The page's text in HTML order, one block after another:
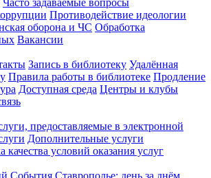
Часто задаваемые вопросы
Противодействие идеологии
оборона и ЧС Обработка
Вакансии
Запись в библиотеку Удалённая
Правила работы в библиотеке Продление
Доступная среда Центры и клубы
предоставляемые в электронной
Дополнительные услуги
качества условий оказания услуг
События Ставрополье: день за днём